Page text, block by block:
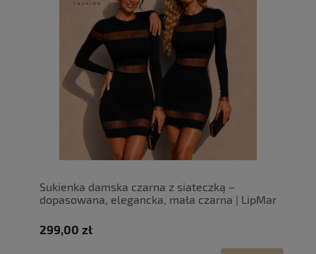
Sukienka damska czarna z siateczką –
dopasowana, elegancka, mała czarna | LipMar
299,00 zł